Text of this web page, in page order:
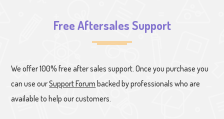
Free Aftersales Support
We offer 100% free after sales support. Once you purchase you
can use ourSupport Forum backed by professionals who are
available to help our customers.